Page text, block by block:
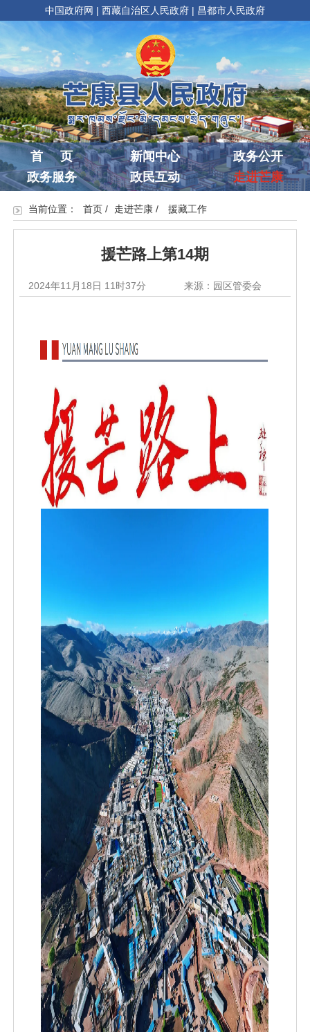
中国政府网 | 西藏自治区人民政府 | 昌都市人民政府
首 页 新闻中心
政务公开
政务服务
政民互动 走进芒康
当前位置： 首页/ 走进芒康/ 援藏工作
援芒路上第14期
2024年11月18日 11时37分 来源：园区管委会